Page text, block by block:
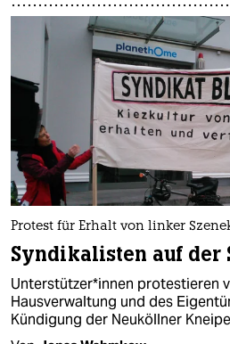
Protest für Erhalt von linker
Syndikalisten auf der
Un­ter­stüt­ze­r*in­nen protestieren
Hausverwaltung und des
Kündigung der Neuköllner